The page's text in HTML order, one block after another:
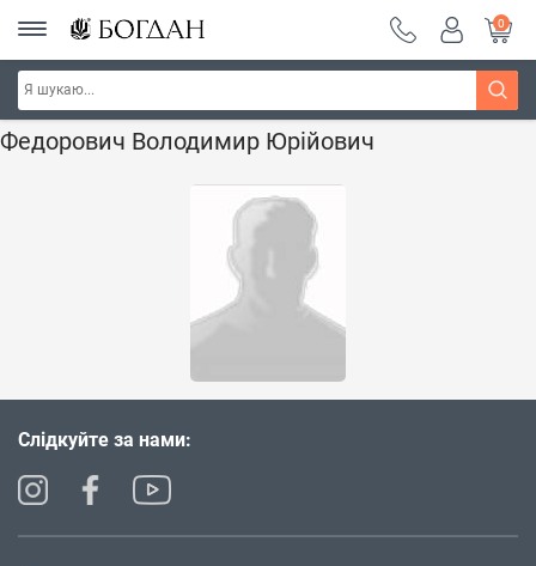
0
Головна Наші автори - Навчальна книга - "Богдан"
Федорович Володимир Юрійович
Слідкуйте за нами: